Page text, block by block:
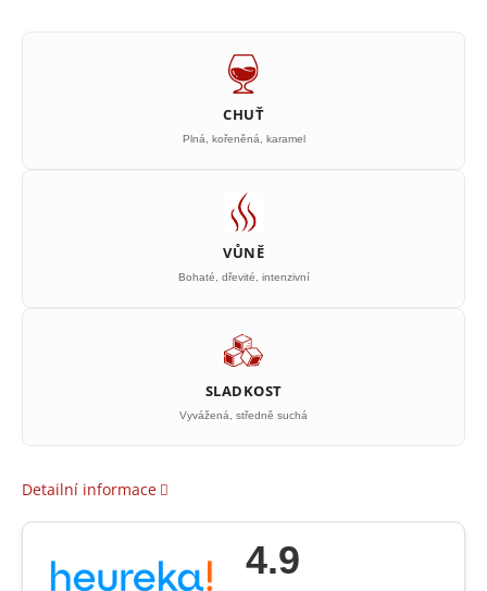
CHUŤ
Plná, kořeněná, karamel
VŮNĚ
Bohaté, dřevité, intenzivní
SLADKOST
Vyvážená, středně suchá
Detailní informace
4.9